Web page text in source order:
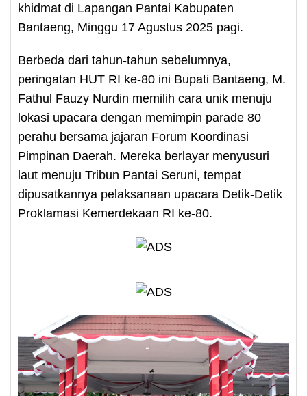
khidmat di Lapangan Pantai Kabupaten
Bantaeng, Minggu 17 Agustus 2025 pagi.
Berbeda dari tahun-tahun sebelumnya,
peringatan HUT RI ke-80 ini Bupati Bantaeng, M.
Fathul Fauzy Nurdin memilih cara unik menuju
lokasi upacara dengan memimpin parade 80
perahu bersama jajaran Forum Koordinasi
Pimpinan Daerah. Mereka berlayar menyusuri
laut menuju Tribun Pantai Seruni, tempat
dipusatkannya pelaksanaan upacara Detik-Detik
Proklamasi Kemerdekaan RI ke-80.